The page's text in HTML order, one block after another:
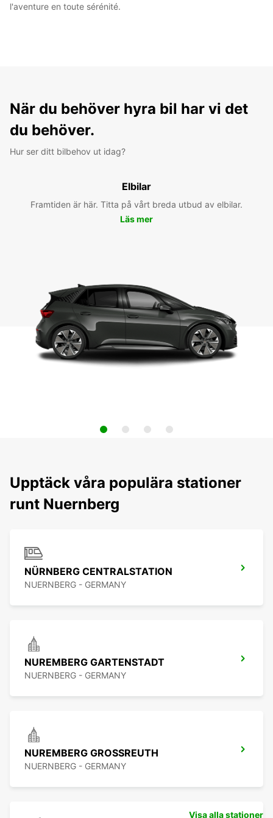
l'aventure en toute sérénité.
När du behöver hyra bil har vi det
du behöver.
Hur ser ditt bilbehov ut idag?
Elbilar
Framtiden är här. Titta på vårt breda utbud av elbilar.
Läs mer
Upptäck våra populära stationer
runt Nuernberg
NÜRNBERG CENTRALSTATION
NUERNBERG - GERMANY
NUREMBERG GARTENSTADT
NUERNBERG - GERMANY
NUREMBERG GROSSREUTH
NUERNBERG - GERMANY
Visa alla stationer